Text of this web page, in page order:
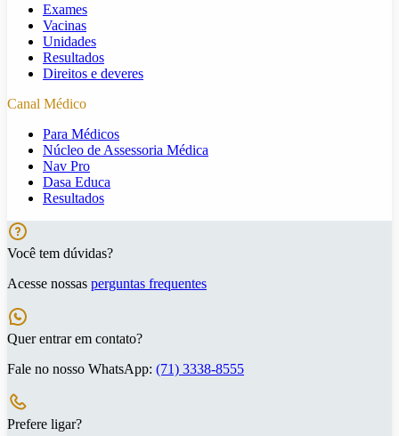
Exames
Vacinas
Unidades
Resultados
Direitos e deveres
Canal Médico
Para Médicos
Núcleo de Assessoria Médica
Nav Pro
Dasa Educa
Resultados
Você tem dúvidas?
Acesse nossas perguntas frequentes
Quer entrar em contato?
Fale no nosso WhatsApp: (71) 3338-8555
Prefere ligar?